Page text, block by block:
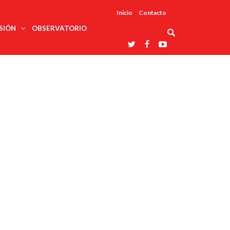
Inicio Contacto
OBSERVATORIO